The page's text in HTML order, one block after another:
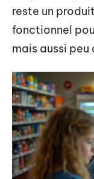
reste un
fonctionnel
mais aussi